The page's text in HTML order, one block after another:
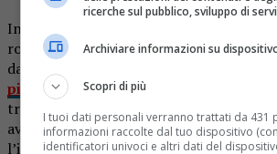
In pratica, si tratta di mettere in
rocciosa nel territorio novarese che già in
dato problemi non da poco. E che
piovere sulla carreggiata qualche
transita abitualmente lungo questo
avere pazienza ancora per quasi tre
l’incognita del meteo che potrebbe
ricerche sul pubblico, sviluppo di
Archiviare informazioni su
Scopri di più
I tuoi dati personali verranno trattati da 431
informazioni raccolte dal tuo dispositivo
identificatori univoci e altri dati del